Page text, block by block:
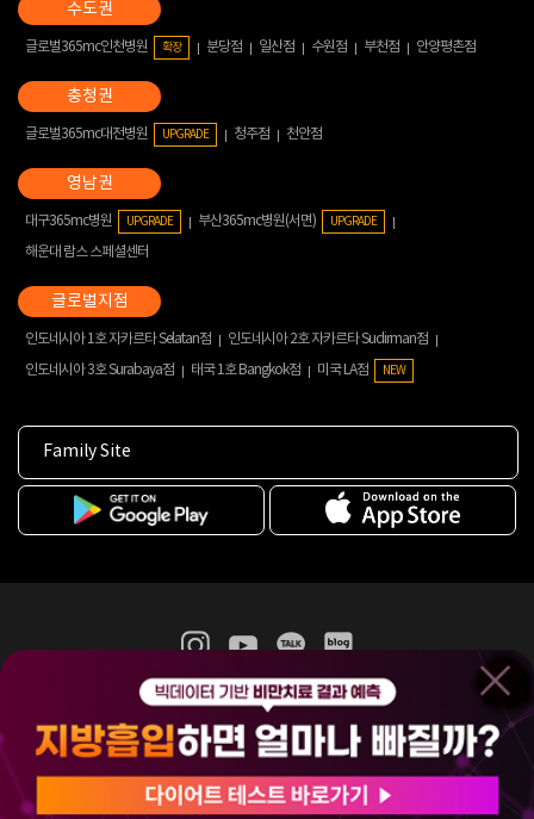
글로벌365mc인천병원 확장 분당점 일산점 수원점 부천점 안양평촌점
글로벌365mc대전병원 UPGRADE 청주점 천안점
대구365mc병원 UPGRADE 부산365mc병원(서면) UPGRADE
해운대 람스 스페셜센터
인도네시아 1호 자카르타 Selatan점
인도네시아 2호 자카르타 Sudirman점
인도네시아 3호 Surabaya점
태국 1호 Bangkok점 미국 LA점 NEW
Family Site
365mc 병·의원 이용약관
홈페이지 이용약관
비급여진료수가
(주)365mcㅣ서울특별시 서초구 서초대로52길 7, 3~4층(서초동, 제일빌딩)
120-87-04354ㅣ김남철